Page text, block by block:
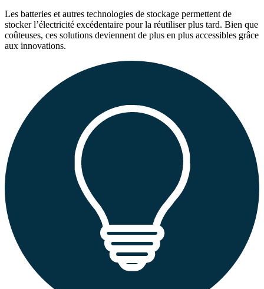
Les batteries et autres technologies de stockage permettent de
stocker l’électricité excédentaire pour la réutiliser plus tard. Bien que
coûteuses, ces solutions deviennent de plus en plus accessibles grâce
aux innovations.